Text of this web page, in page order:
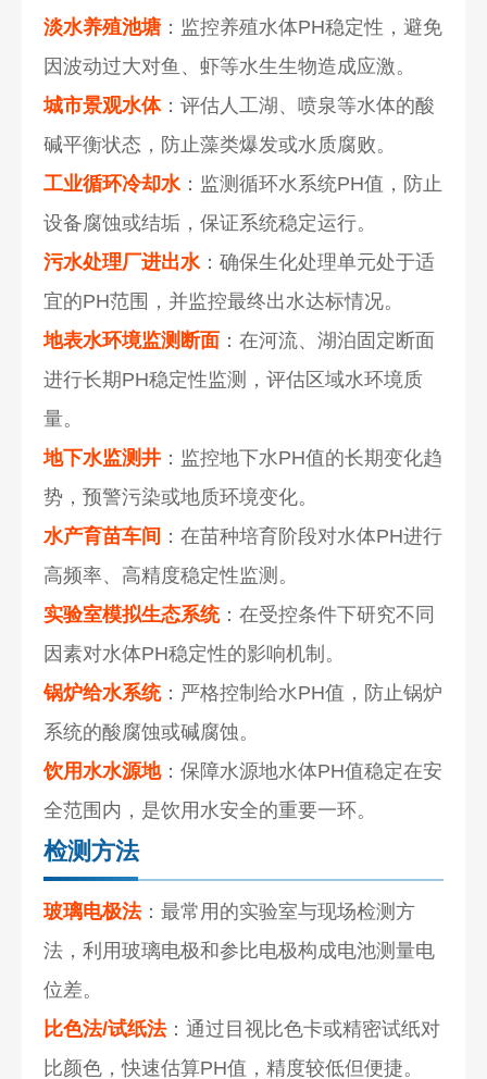
淡水养殖池塘：监控养殖水体PH稳定性，避免
因波动过大对鱼、虾等水生生物造成应激。
城市景观水体：评估人工湖、喷泉等水体的酸
碱平衡状态，防止藻类爆发或水质腐败。
工业循环冷却水：监测循环水系统PH值，防止
设备腐蚀或结垢，保证系统稳定运行。
污水处理厂进出水：确保生化处理单元处于适
宜的PH范围，并监控最终出水达标情况。
地表水环境监测断面 ：在河流、湖泊固定断面
进行长期PH稳定性监测，评估区域水环境质
量。
地下水监测井 ：监控地下水PH值的长期变化趋
势，预警污染或地质环境变化。
水产育苗车间 ：在苗种培育阶段对水体PH进行
高频率、高精度稳定性监测。
实验室模拟生态系统：在受控条件下研究不同
因素对水体PH稳定性的影响机制。
锅炉给水系统：严格控制给水PH值，防止锅炉
系统的酸腐蚀或碱腐蚀。
饮用水水源地：保障水源地水体PH值稳定在安
全范围内，是饮用水安全的重要一环。
检测方法
玻璃电极法：最常用的实验室与现场检测方
法，利用玻璃电极和参比电极构成电池测量电
位差。
比色法/试纸法：通过目视比色卡或精密试纸对
比颜色，快速估算PH值，精度较低但便捷。